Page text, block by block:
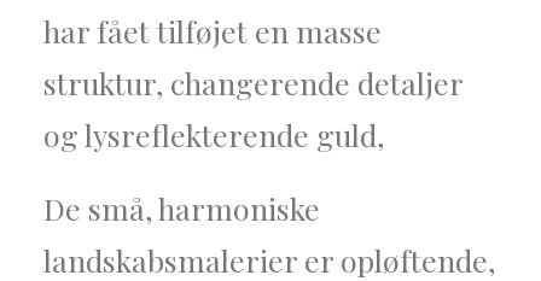
har fået tilføjet en masse
struktur, changerende detaljer
og lysreflekterende guld,
De små, harmoniske
landskabsmalerier er opløftende,